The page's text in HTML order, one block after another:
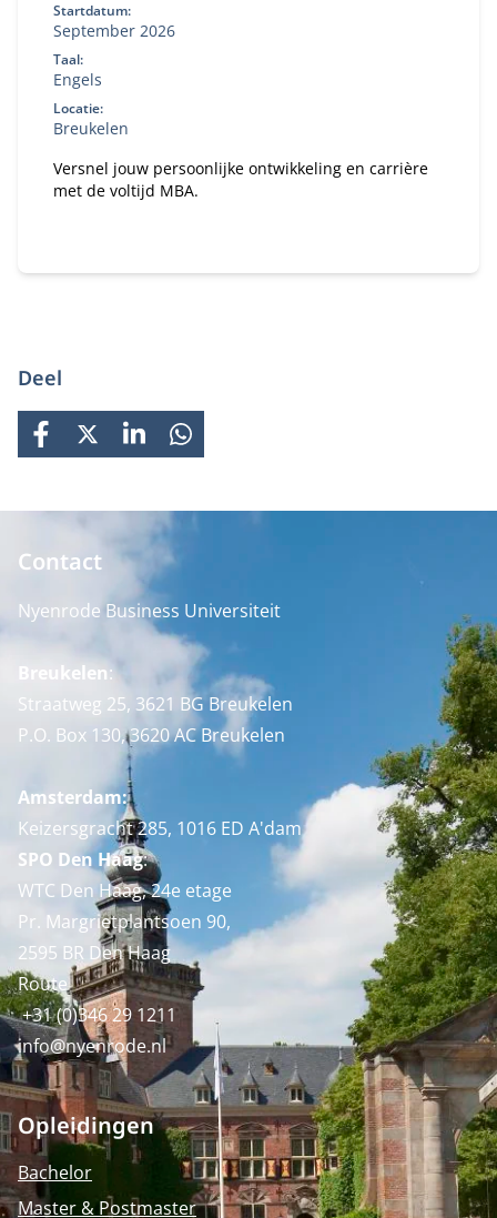
Startdatum:
September 2026
Taal:
Engels
Locatie:
Breukelen
Versnel jouw persoonlijke ontwikkeling en carrière
met de voltijd MBA.
Deel
FACEBOOK
X LINKEDINWHATSAPP
Contact
Nyenrode Business Universiteit
Breukelen:
Straatweg 25, 3621 BG Breukelen
P.O. Box 130, 3620 AC Breukelen
Amsterdam:
Keizersgracht 285, 1016 ED A'dam
SPO Den Haag:
WTC Den Haag, 24e etage
Pr. Margrietplantsoen 90,
2595 BR Den Haag
Route
+31 (0)346 29 1211
info@nyenrode.nl
Opleidingen
Bachelor
Master & Postmaster